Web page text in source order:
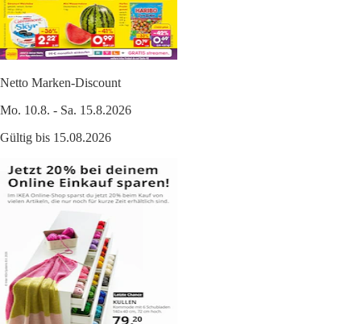
Netto Marken-Discount
Mo. 10.8. - Sa. 15.8.2026
Gültig bis 15.08.2026